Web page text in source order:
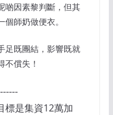
啲因素黎判斷，但其
師奶做便衣。
足既團結，影響既就
不償失！
標是集資12萬加